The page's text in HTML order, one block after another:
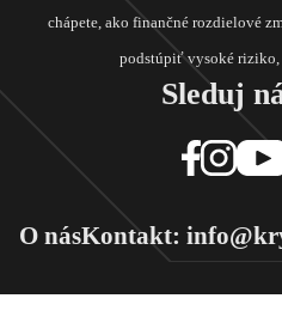
chápete, ako finančné rozdielové
podstúpiť vysoké riziko,
Sleduj
O násKontakt: